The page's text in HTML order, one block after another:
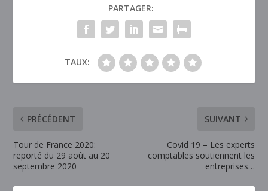
PARTAGER:
TAUX:
PRÉCÉDENT
Tour de France 2020:
reporté du 29 août au 20
septembre 2020
SUIVANT
Covid 19 – Les experts
comptables soutiennent les
entreprises…